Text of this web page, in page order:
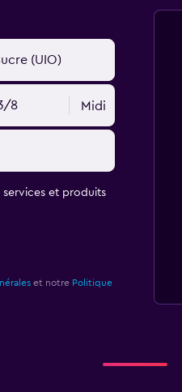
8 Midi
services et produits
et notre Politique